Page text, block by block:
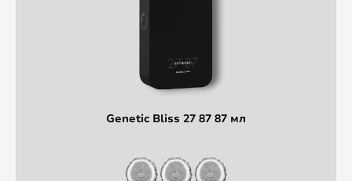
Genetic Bliss 27 87 87 мл